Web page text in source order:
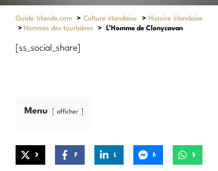
Guide Irlande.com > Culture irlandaise > Histoire irlandaise
> Hommes des tourbières > L’Homme de Clonycavan
[ss_social_share]
Menu afficher